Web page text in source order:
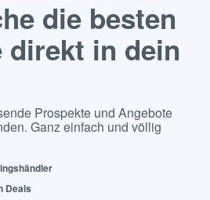
die besten
direkt in dein
Prospekte und Angebote
Ganz einfach und völlig
Deals